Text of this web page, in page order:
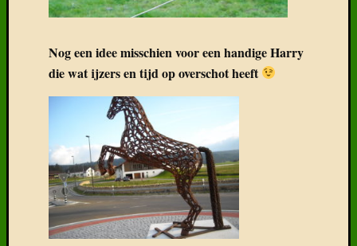
Nog een idee misschien voor een handige Harry
die wat ijzers en tijd op overschot heeft